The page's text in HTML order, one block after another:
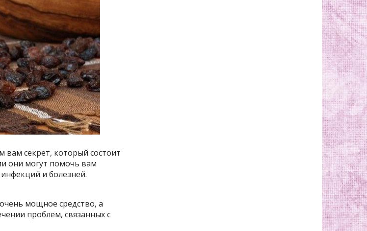
вам секрет, который состоит
они могут помочь вам
и болезней.
мощное средство, а
проблем, связанных с